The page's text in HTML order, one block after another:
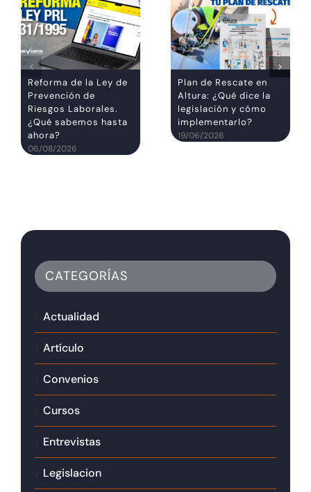
Reforma de la Ley de
Prevención de
Riesgos Laborales.
¿Qué sabemos hasta
ahora?
06/08/2026
Plan de Rescate en
Altura: ¿Qué dice la
legislación y cómo
implementarlo?
19/06/2026
CATEGORÍAS
Actualidad
Artículo
Convenios
Cursos
Entrevistas
Legislacion